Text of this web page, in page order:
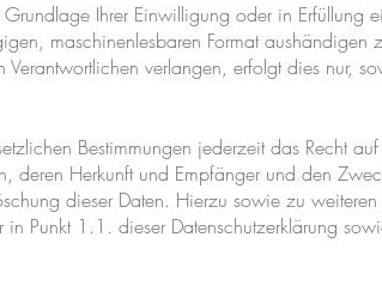
Ihrer Einwilligung oder in Erfüllung
maschinenlesbaren Format aushändigen
verlangen, erfolgt dies nur,
Bestimmungen jederzeit das Recht
deren Herkunft und Empfänger und den
dieser Daten. Hierzu sowie zu
Punkt 1.1. dieser Datenschutzerklärung